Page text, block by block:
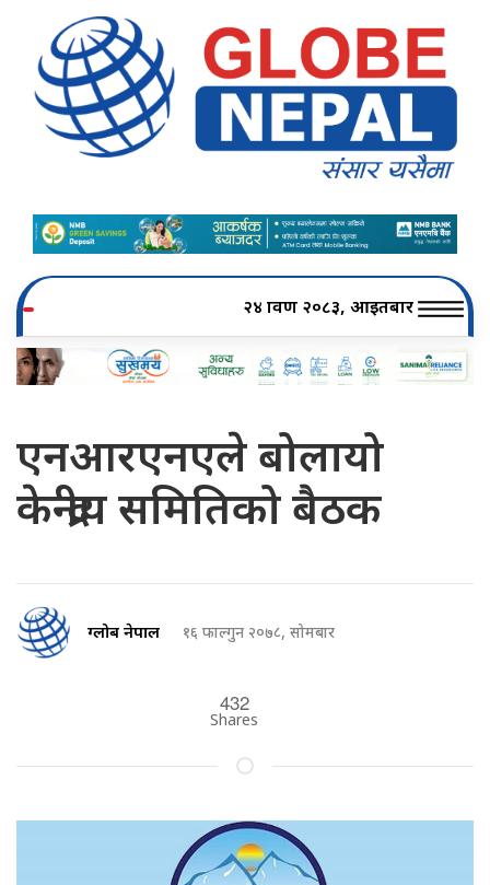
२४ श्रावण २०८३, आइतबार
एनआरएनएले बोलायो
केन्द्रीय समितिको बैठक
ग्लोब नेपाल १६ फाल्गुन २०७८, सोमबार
432
Shares